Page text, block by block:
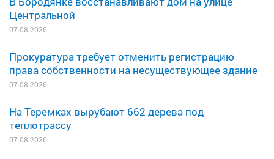
Центральной
07.08.2026
Прокуратура требует отменить регистрацию
права собственности на несуществующее здание
07.08.2026
На Теремках вырубают 662 дерева под
теплотрассу
07.08.2026